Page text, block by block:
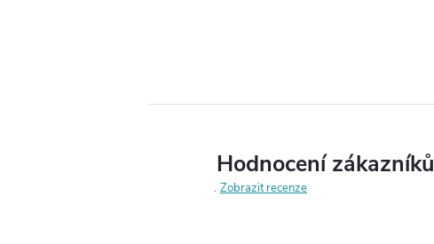
Hodnocení zákazníků
Zobrazit recenze